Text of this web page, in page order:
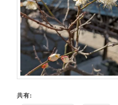
共有: